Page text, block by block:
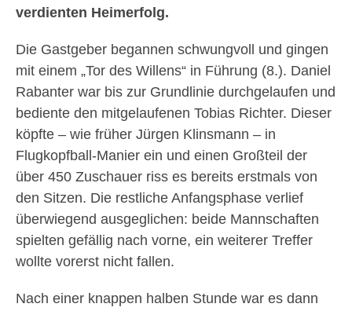
verdienten Heimerfolg.
Die Gastgeber begannen schwungvoll und gingen
mit einem „Tor des Willens“ in Führung (8.). Daniel
Rabanter war bis zur Grundlinie durchgelaufen und
bediente den mitgelaufenen Tobias Richter. Dieser
köpfte – wie früher Jürgen Klinsmann – in
Flugkopfball-Manier ein und einen Großteil der
über 450 Zuschauer riss es bereits erstmals von
den Sitzen. Die restliche Anfangsphase verlief
überwiegend ausgeglichen: beide Mannschaften
spielten gefällig nach vorne, ein weiterer Treffer
wollte vorerst nicht fallen.
Nach einer knappen halben Stunde war es dann